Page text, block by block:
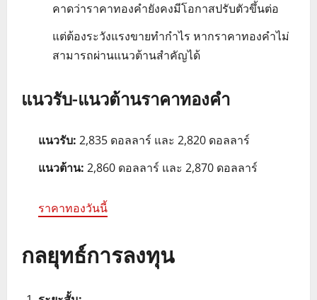
คาดว่าราคาทองคำยังคงมีโอกาสปรับตัวขึ้นต่อ
แต่ต้องระวังแรงขายทำกำไร หากราคาทองคำไม่
สามารถผ่านแนวต้านสำคัญได้
แนวรับ-แนวต้านราคาทองคำ
แนวรับ: 2,835 ดอลลาร์ และ 2,820 ดอลลาร์
แนวต้าน: 2,860 ดอลลาร์ และ 2,870 ดอลลาร์
ราคาทองวันนี้
กลยุทธ์การลงทุน